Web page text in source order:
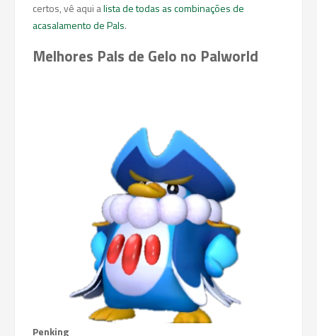
certos, vê aqui alista de todas as combinações de
acasalamento de Pals.
Melhores Pals de Gelo no Palworld
Penking